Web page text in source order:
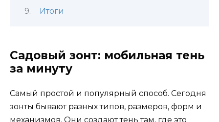
Итоги
Садовый зонт: мобильная тень
за минуту
Самый простой и популярный способ. Сегодня
зонты бывают разных типов, размеров, форм и
механизмов. Они создают тень там, где это